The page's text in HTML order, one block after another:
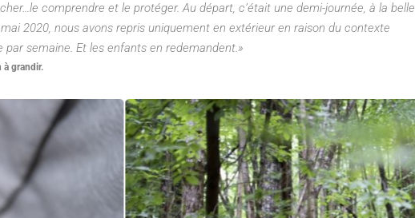
comprendre et le protéger. Au départ, c’était une demi-journée, à la belle
2020, nous avons repris uniquement en extérieur en raison du contexte
par semaine. Et les enfants en redemandent.»
à grandir.